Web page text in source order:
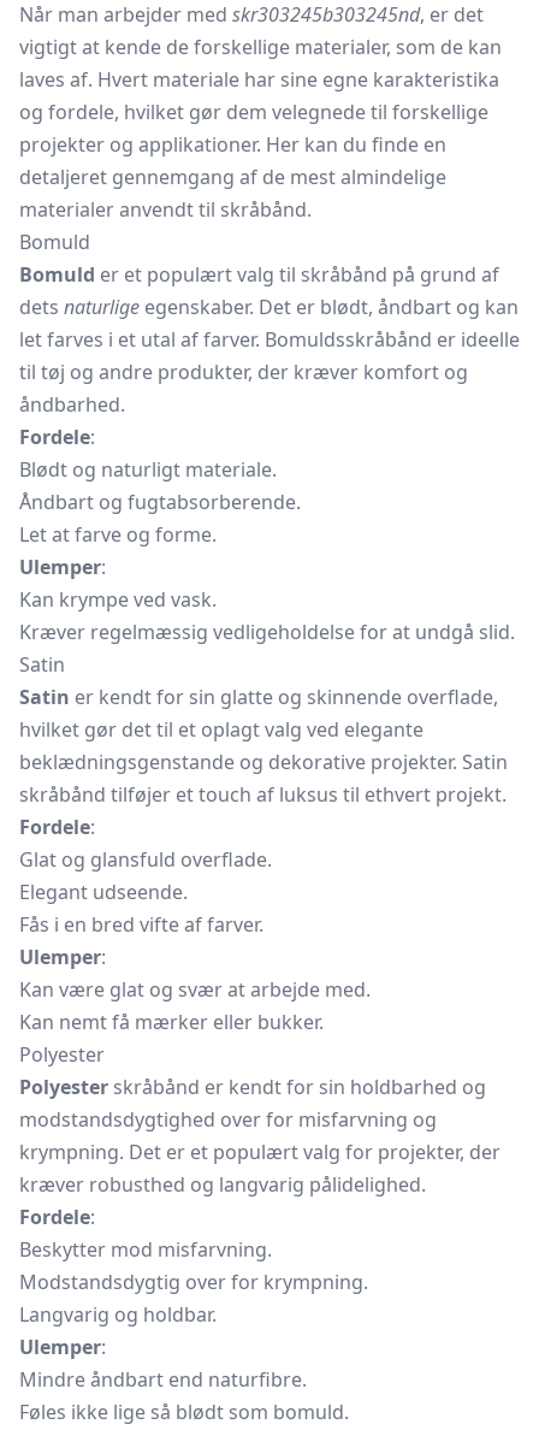
Når man arbejder med skr303245b303245nd, er det
vigtigt at kende de forskellige materialer, som de kan
laves af. Hvert materiale har sine egne karakteristika
og fordele, hvilket gør dem velegnede til forskellige
projekter og applikationer. Her kan du finde en
detaljeret gennemgang af de mest almindelige
materialer anvendt til skråbånd.
Bomuld
Bomuld er et populært valg til skråbånd på grund af
dets naturlige egenskaber. Det er blødt, åndbart og kan
let farves i et utal af farver. Bomuldsskråbånd er ideelle
til tøj og andre produkter, der kræver komfort og
åndbarhed.
Fordele:
Blødt og naturligt materiale.
Åndbart og fugtabsorberende.
Let at farve og forme.
Ulemper:
Kan krympe ved vask.
Kræver regelmæssig vedligeholdelse for at undgå slid.
Satin
Satin er kendt for sin glatte og skinnende overflade,
hvilket gør det til et oplagt valg ved elegante
beklædningsgenstande og dekorative projekter. Satin
skråbånd tilføjer et touch af luksus til ethvert projekt.
Fordele:
Glat og glansfuld overflade.
Elegant udseende.
Fås i en bred vifte af farver.
Ulemper:
Kan være glat og svær at arbejde med.
Kan nemt få mærker eller bukker.
Polyester
Polyester skråbånd er kendt for sin holdbarhed og
modstandsdygtighed over for misfarvning og
krympning. Det er et populært valg for projekter, der
kræver robusthed og langvarig pålidelighed.
Fordele:
Beskytter mod misfarvning.
Modstandsdygtig over for krympning.
Langvarig og holdbar.
Ulemper:
Mindre åndbart end naturfibre.
Føles ikke lige så blødt som bomuld.